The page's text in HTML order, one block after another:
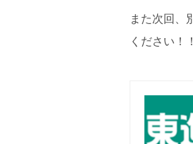
また次回、
ください！